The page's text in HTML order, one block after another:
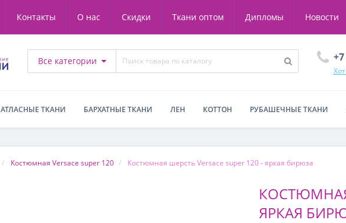
Контакты О нас Скидки Ткани оптом Дипломы Новости
Все категории
АТЛАСНЫЕ ТКАНИ БАРХАТНЫЕ ТКАНИ ЛЕН КОТТОН РУБАШЕЧНЫЕ ТКАНИ
Костюмная Versace super 120 Костюмная шерсть Versace super 120 - яркая бирюза
КОСТЮМНАЯ
ЯРКАЯ